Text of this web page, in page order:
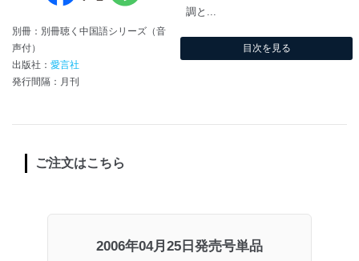
別冊：別冊聴く中国語シリーズ（音
声付）
出版社： 愛言社
発行間隔：月刊
調と...
目次を見る
ご注文はこちら
2006年04月25日発売号単品